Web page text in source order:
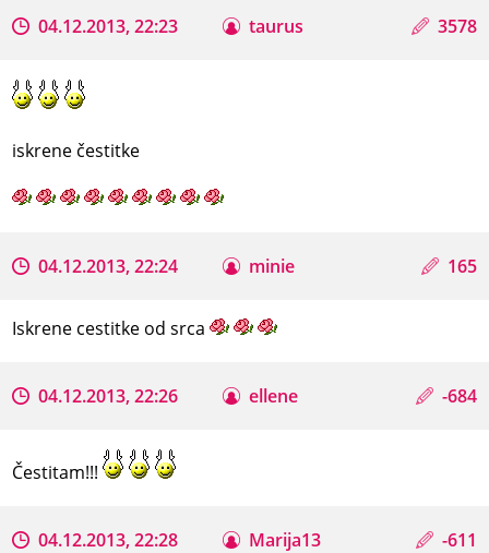
04.12.2013, 22:23 taurus 3578
iskrene čestitke
04.12.2013, 22:24 minie 165
Iskrene cestitke od srca
04.12.2013, 22:26 ellene -684
Čestitam!!!
04.12.2013, 22:28 Marija13 -611